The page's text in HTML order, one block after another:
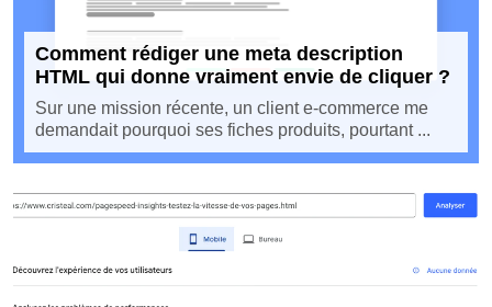
Comment rédiger une meta description
HTML qui donne vraiment envie de cliquer ?
Sur une mission récente, un client e-commerce me
demandait pourquoi ses fiches produits, pourtant ...